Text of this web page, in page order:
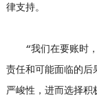
律支持。
“我们在要账时，
责任和可能面临的后
严峻性，进而选择积